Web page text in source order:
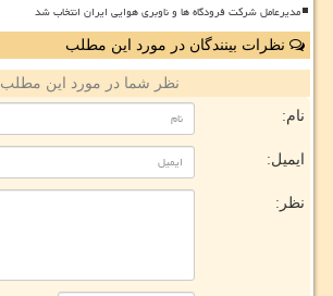
مدیرعامل شرکت فرودگاه ها و ناوبری هوایی ایران انتخاب شد
نظرات بینندگان در مورد این مطلب
نظر شما در مورد این مطلب
نام:
ایمیل:
نظر: